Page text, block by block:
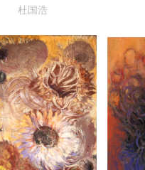
杜国浩